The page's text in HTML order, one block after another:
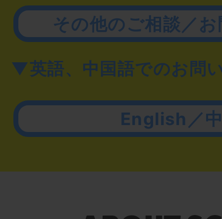
その他のご相談／
▼英語、中国語でのお問
English／